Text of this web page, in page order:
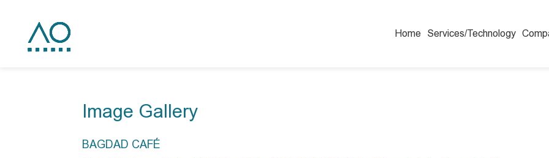
Home Services/Technology
Image Gallery
BAGDAD CAFÉ